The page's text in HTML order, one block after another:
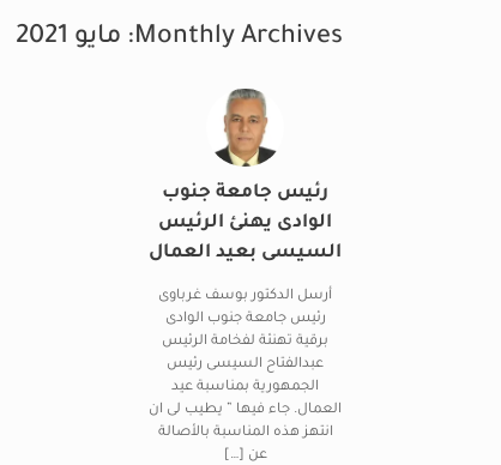
Monthly Archives: مايو 2021
رئيس جامعة جنوب
الوادى يهنئ الرئيس
السيسى بعيد العمال
أرسل الدكتور بوسف غرباوى
رئيس جامعة جنوب الوادى
برقية تهنئة لفخامة الرئيس
عبدالفتاح السيسى رئيس
الجمهورية بمناسبة عيد
العمال. جاء فيها ” يطيب لى ان
انتهز هذه المناسبة بالأصالة
عن […]